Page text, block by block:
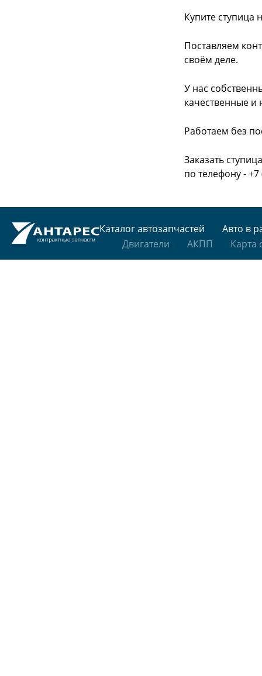
Купите ступица
Поставляем
своём деле.
У нас
качественные и
Работаем без
Заказать
по телефону -
Каталог автозапчастей
Авто в
Двигатели
АКПП Карта